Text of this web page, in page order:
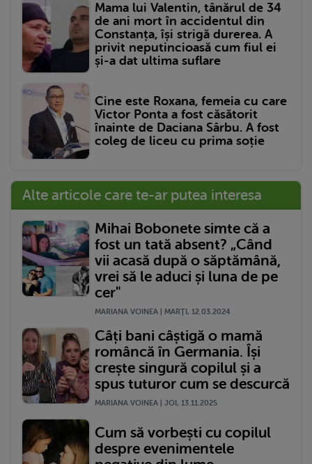
Mama lui Valentin, tânărul de 34
de ani mort în accidentul din
Constanța, își strigă durerea. A
privit neputincioasă cum fiul ei
și-a dat ultima suflare
Cine este Roxana, femeia cu care
Victor Ponta a fost căsătorit
înainte de Daciana Sârbu. A fost
coleg de liceu cu prima soție
Alte articole care te-ar putea interesa
Mihai Bobonete simte că a
fost un tată absent? „Când
vii acasă după o săptămână,
vrei să le aduci și luna de pe
cer"
MARIANA VOINEA | MARŢI, 12.03.2024
Câți bani câștigă o mamă
româncă în Germania. Își
crește singură copilul și a
spus tuturor cum se descurcă
MARIANA VOINEA | JOI, 13.11.2025
Cum să vorbești cu copilul
despre evenimentele